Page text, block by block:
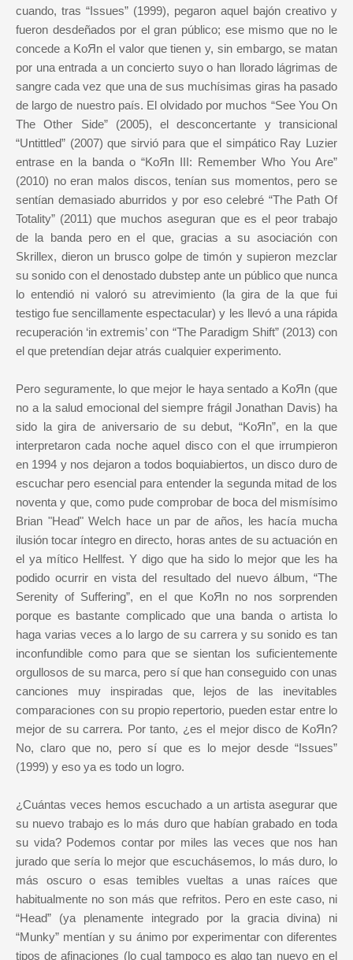
cuando, tras “Issues” (1999), pegaron aquel bajón creativo y
fueron desdeñados por el gran público; ese mismo que no le
concede a KoЯn el valor que tienen y, sin embargo, se matan
por una entrada a un concierto suyo o han llorado lágrimas de
sangre cada vez que una de sus muchísimas giras ha pasado
de largo de nuestro país. El olvidado por muchos “See You On
The Other Side” (2005), el desconcertante y transicional
“Untittled” (2007) que sirvió para que el simpático Ray Luzier
entrase en la banda o “KoЯn III: Remember Who You Are”
(2010) no eran malos discos, tenían sus momentos, pero se
sentían demasiado aburridos y por eso celebré “The Path Of
Totality” (2011) que muchos aseguran que es el peor trabajo
de la banda pero en el que, gracias a su asociación con
Skrillex, dieron un brusco golpe de timón y supieron mezclar
su sonido con el denostado dubstep ante un público que nunca
lo entendió ni valoró su atrevimiento (la gira de la que fui
testigo fue sencillamente espectacular) y les llevó a una rápida
recuperación ‘in extremis’ con “The Paradigm Shift” (2013) con
el que pretendían dejar atrás cualquier experimento.
Pero seguramente, lo que mejor le haya sentado a KoЯn (que
no a la salud emocional del siempre frágil Jonathan Davis) ha
sido la gira de aniversario de su debut, “KoЯn”, en la que
interpretaron cada noche aquel disco con el que irrumpieron
en 1994 y nos dejaron a todos boquiabiertos, un disco duro de
escuchar pero esencial para entender la segunda mitad de los
noventa y que, como pude comprobar de boca del mismísimo
Brian "Head" Welch hace un par de años, les hacía mucha
ilusión tocar íntegro en directo, horas antes de su actuación en
el ya mítico Hellfest. Y digo que ha sido lo mejor que les ha
podido ocurrir en vista del resultado del nuevo álbum, “The
Serenity of Suffering”, en el que KoЯn no nos sorprenden
porque es bastante complicado que una banda o artista lo
haga varias veces a lo largo de su carrera y su sonido es tan
inconfundible como para que se sientan los suficientemente
orgullosos de su marca, pero sí que han conseguido con unas
canciones muy inspiradas que, lejos de las inevitables
comparaciones con su propio repertorio, pueden estar entre lo
mejor de su carrera. Por tanto, ¿es el mejor disco de KoЯn?
No, claro que no, pero sí que es lo mejor desde “Issues”
(1999) y eso ya es todo un logro.
¿Cuántas veces hemos escuchado a un artista asegurar que
su nuevo trabajo es lo más duro que habían grabado en toda
su vida? Podemos contar por miles las veces que nos han
jurado que sería lo mejor que escuchásemos, lo más duro, lo
más oscuro o esas temibles vueltas a unas raíces que
habitualmente no son más que refritos. Pero en este caso, ni
“Head” (ya plenamente integrado por la gracia divina) ni
“Munky” mentían y su ánimo por experimentar con diferentes
tipos de afinaciones (lo cual tampoco es algo tan nuevo en el